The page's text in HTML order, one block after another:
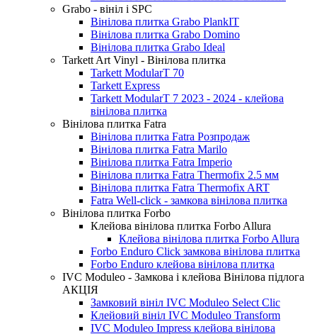
Grabo - вініл і SPC
Вінілова плитка Grabo PlankIT
Вінілова плитка Grabo Domino
Вінілова плитка Grabo Ideal
Tarkett Art Vinyl - Вінілова плитка
Tarkett ModularT 70
Tarkett Express
Tarkett ModularT 7 2023 - 2024 - клейова
вінілова плитка
Вінілова плитка Fatra
Вінілова плитка Fatra Розпродаж
Вінілова плитка Fatra Marilo
Вінілова плитка Fatra Imperio
Вінілова плитка Fatra Thermofix 2.5 мм
Вінілова плитка Fatra Thermofix ART
Fatra Well-click - замкова вінілова плитка
Вінілова плитка Forbo
Клейова вінілова плитка Forbo Allura
Клейова вінілова плитка Forbo Allura
Forbo Enduro Click замкова вінілова плитка
Forbo Enduro клейова вінілова плитка
IVC Moduleo - Замкова і клейова Вінілова підлога
АКЦІЯ
Замковий вініл IVC Moduleo Select Clic
Клейовий вініл IVC Moduleo Transform
IVC Moduleo Impress клейова вінілова